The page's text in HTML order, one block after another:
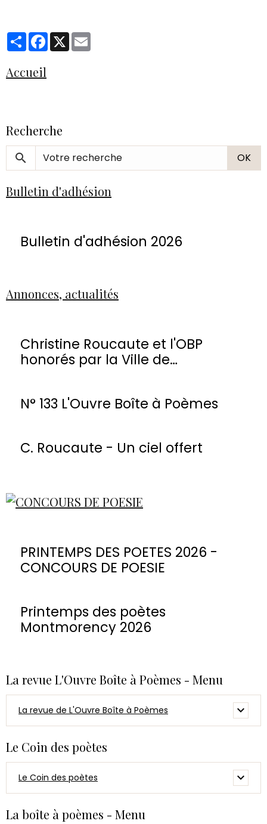
PartagerFacebook
X
Accueil
Recherche
OK
Bulletin d'adhésion
Bulletin d'adhésion 2026
Annonces, actualités
Christine Roucaute et l'OBP
honorés par la Ville de
N° 133 L'Ouvre Boîte à Poèmes
C. Roucaute - Un ciel offert
PRINTEMPS DES POETES 2026 -
CONCOURS DE POESIE
Printemps des poètes
Montmorency 2026
La revue L'Ouvre Boîte à Poèmes - Menu
La revue de L'Ouvre Boîte à Poèmes
Le Coin des poètes
Le Coin des poètes
La boîte à poèmes - Menu